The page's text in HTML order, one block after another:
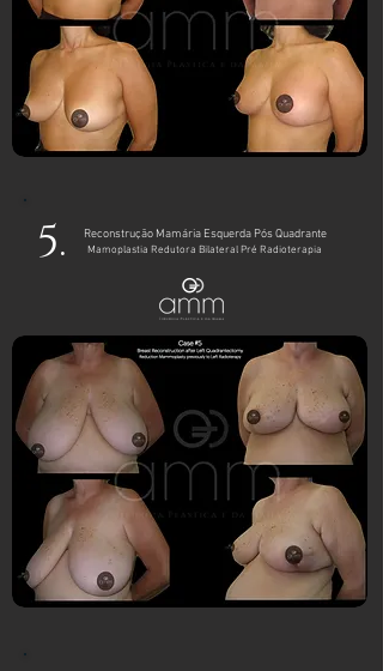
5. Reconstrução Mamária Esquerda Pós Quadrante
Mamoplastia Redutora Bilateral Pré Radioterapia